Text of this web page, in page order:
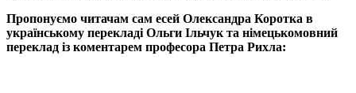
Пропонуємо читачам сам есей Олександра Коротка в
українському перекладі Ольги Ільчук та німецькомовний
переклад із коментарем професора Петра Рихла: